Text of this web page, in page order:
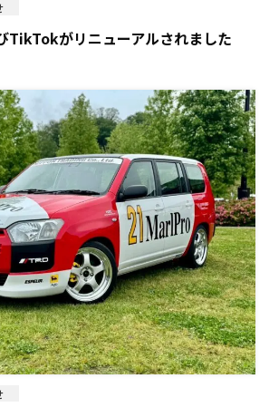
TikTokがリニューアルされました